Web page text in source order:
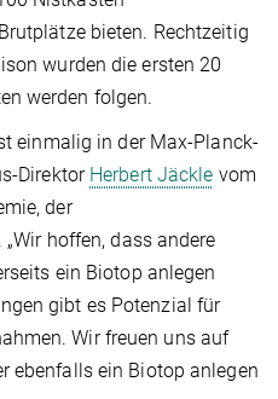
bieten. Rechtzeitig
wurden die ersten 20
werden folgen.
einmalig in der Max-Planck-
Direktor Herbert Jäckle vom
der
hoffen, dass andere
ein Biotop anlegen
gibt es Potenzial für
Wir freuen uns auf
ebenfalls ein Biotop anlegen